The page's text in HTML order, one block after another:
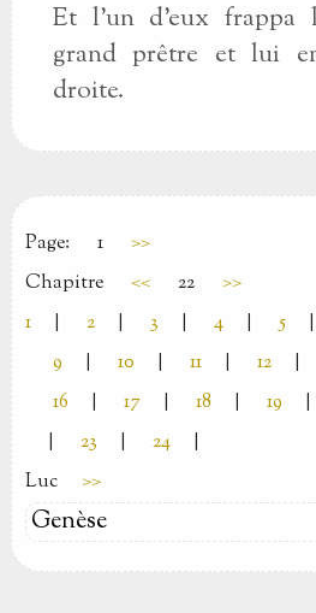
Et l'un d'eux frappa
grand prêtre et lui
droite.
Page: 1
>>
Chapitre
<< 22
>>
1
2 3 4 5
9
10 11 12
16
17 18 19
23 24
Luc
>>